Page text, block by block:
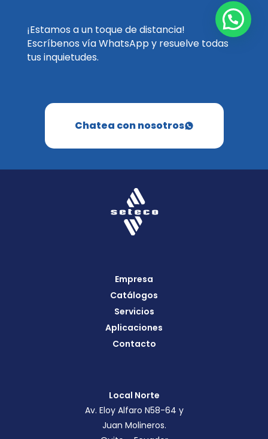
¡Estamos a un toque de distancia!
Escríbenos vía WhatsApp y resuelve todas
tus inquietudes.
Chatea con nosotros
Empresa
Catálogos
Servicios
Aplicaciones
Contacto
Local Norte
Av. Eloy Alfaro N58-64 y
Juan Molineros.